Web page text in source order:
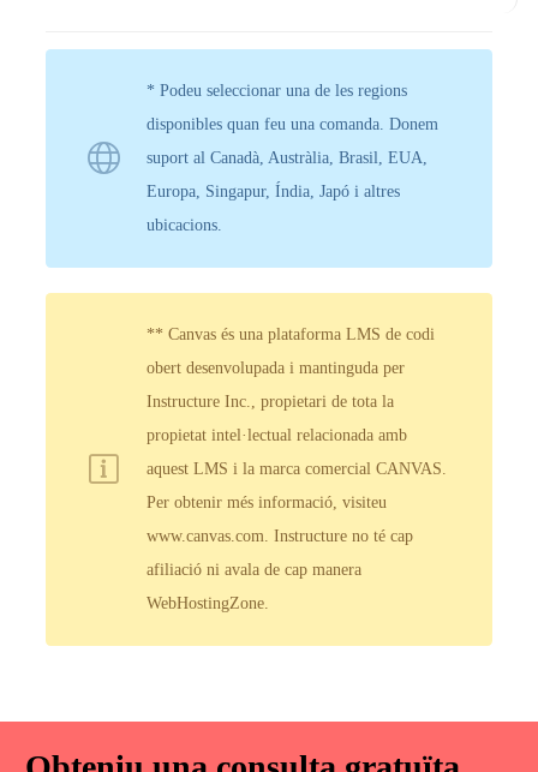
* Podeu seleccionar una de les regions
disponibles quan feu una comanda. Donem
suport al Canadà, Austràlia, Brasil, EUA,
Europa, Singapur, Índia, Japó i altres
ubicacions.
** Canvas és una plataforma LMS de codi
obert desenvolupada i mantinguda per
Instructure Inc., propietari de tota la
propietat intel·lectual relacionada amb
aquest LMS i la marca comercial CANVAS.
Per obtenir més informació, visiteu
www.canvas.com. Instructure no té cap
afiliació ni avala de cap manera
WebHostingZone.